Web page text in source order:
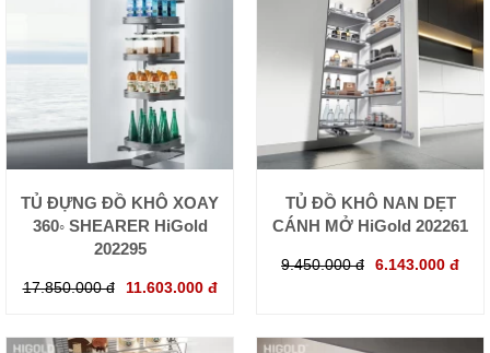
TỦ ĐỰNG ĐỒ KHÔ XOAY
360◦ SHEARER HiGold
202295
17.850.000 đ 11.603.000 đ
TỦ ĐỒ KHÔ NAN DẸT
CÁNH MỞ HiGold 202261
9.450.000 đ 6.143.000 đ